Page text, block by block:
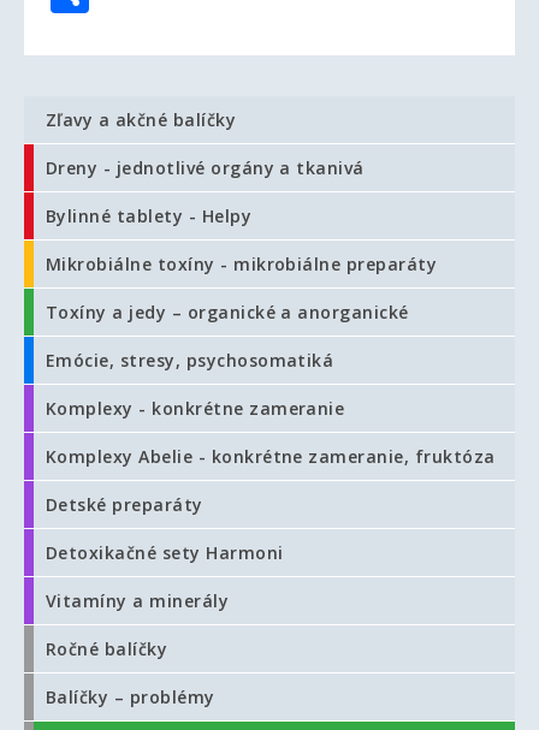
Zľavy a akčné balíčky
Dreny - jednotlivé orgány a tkanivá
Bylinné tablety - Helpy
Mikrobiálne toxíny - mikrobiálne preparáty
Toxíny a jedy – organické a anorganické
Emócie, stresy, psychosomatiká
Komplexy - konkrétne zameranie
Komplexy Abelie - konkrétne zameranie, fruktóza
Detské preparáty
Detoxikačné sety Harmoni
Vitamíny a minerály
Ročné balíčky
Balíčky – problémy